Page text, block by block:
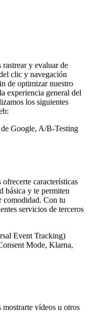
y evaluar de
clic y navegación
de optimizar nuestro
experiencia general del
los siguientes
Google, A/B-Testing
características
básica y te permiten
comodidad. Con tu
servicios de terceros
Event Tracking)
Mode, Klarna,
mostrarte vídeos u otros